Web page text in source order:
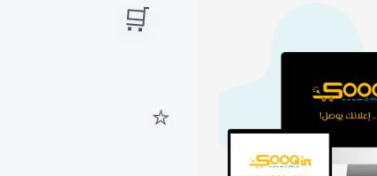
الفحص الكامل قير مكينه وشاصي وبدي
🛒
⭐